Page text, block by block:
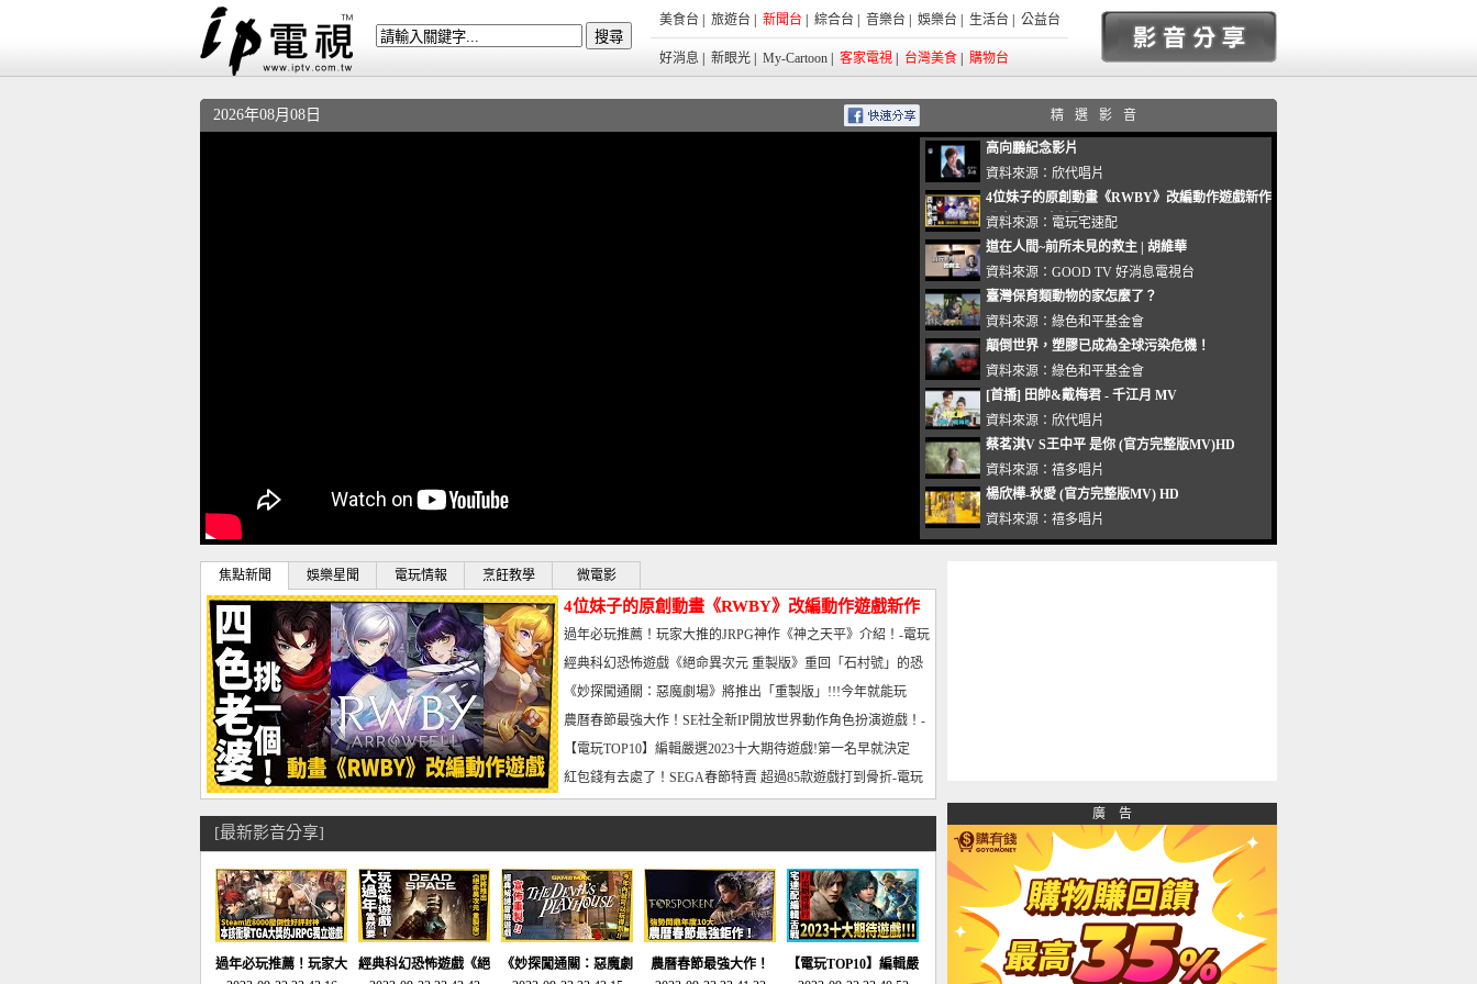
美食台 旅遊台 新聞台 綜合台 音樂台 娛樂台 生活台 公益台
好消息 新眼光 My-Cartoon 客家電視 台灣美食 購物台
2026年08月08日 精選影音
高向鵬紀念影片
資料來源： 欣代唱片
4位妹子的原創動畫《RWBY》改編動作遊戲新作
曝光_電玩宅速配20221102
資料來源： 電玩宅速配
道在人間~前所未見的救主 | 胡維華
資料來源： GOOD TV 好消息電視台
臺灣保育類動物的家怎麼了？
資料來源： 綠色和平基金會
顛倒世界，塑膠已成為全球污染危機！
資料來源： 綠色和平基金會
[首播] 田帥&戴梅君 - 千江月 MV
資料來源： 欣代唱片
蔡茗淇V S王中平 是你 (官方完整版MV)HD
資料來源： 禧多唱片
楊欣樺-秋愛 (官方完整版MV) HD
資料來源： 禧多唱片
焦點新聞 娛樂星聞 電玩情報 烹飪教學 微電影
4位妹子的原創動畫《RWBY》改編動作遊戲新作
曝光_電玩宅速配20221102
過年必玩推薦！玩家大推的JRPG神作《神之天平》介紹！-電玩
宅速配20230126
經典科幻恐怖遊戲《絕命異次元 重製版》重回「石村號」的恐
懼體驗-電玩宅速配20230125
《妙探闖通關：惡魔劇場》將推出「重製版」!!!今年就能玩
到!!-電玩宅速配20230124
農曆春節最強大作！SE社全新IP開放世界動作角色扮演遊戲！-
電玩宅速配20230123
【電玩TOP10】編輯嚴選2023十大期待遊戲!第一名早就決定
了，封面圖直接雷你!-電玩宅速配20230120
紅包錢有去處了！SEGA春節特賣 超過85款遊戲打到骨折-電玩
宅速配20230119
[最新影音分享]
過年必玩推薦！玩家大
經典科幻恐怖遊戲《絕
《妙探闖通關：惡魔劇
農曆春節最強大作！
【電玩TOP10】編輯嚴
廣 告